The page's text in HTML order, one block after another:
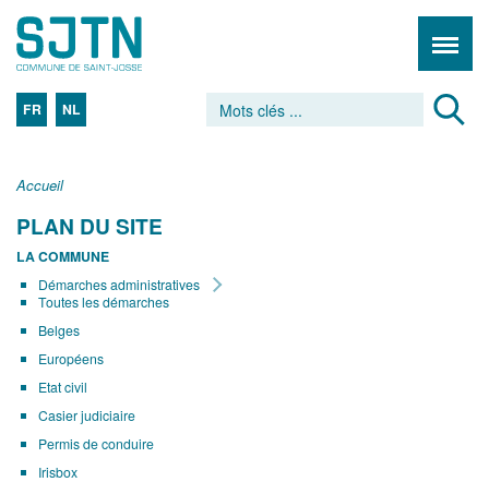
FR NL
Accueil
PLAN DU SITE
LA COMMUNE
Démarches administratives
Toutes les démarches
Belges
Européens
Etat civil
Casier judiciaire
Permis de conduire
Irisbox